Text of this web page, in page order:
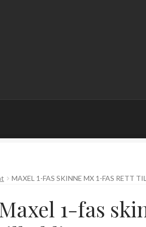
MAXEL 1-FAS SKINNE MX 1-FAS RETT
1-fas